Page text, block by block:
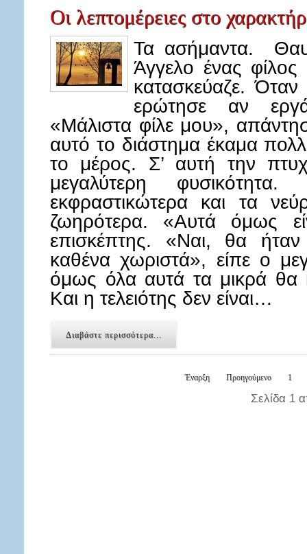
Οι λεπτομέρειες στο
Τα ασήμαντα.
Άγγελο ένας
κατασκεύαζε. Όταν
ερώτησε αν
«Μάλιστα φίλε μου»,
αυτό το διάστημα έκαμα
το μέρος. Σ’ αυτή την
μεγαλύτερη
εκφραστικώτερα και τα
ζωηρότερα. «Αυτά όμως
επισκέπτης. «Ναι, θα
καθένα χωριστά», είπε ο
όμως όλα αυτά τα μικρά θα
Και η τελειότης δεν είναι…
Διαβάστε περισσότερα...
Έναρξη Προηγούμενο 1
Σελίδα 1